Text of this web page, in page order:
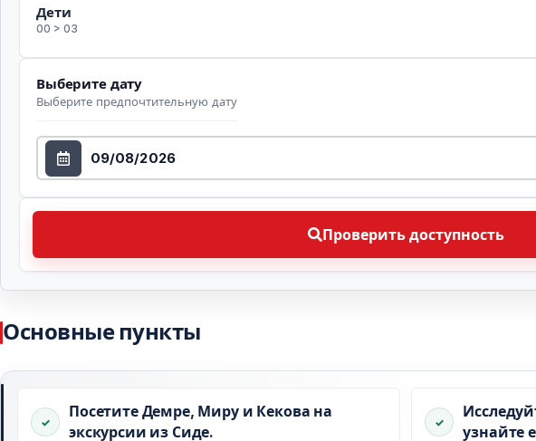
Дети
00 > 03
Выберите дату
Выберите предпочтительную дату
Выберите дату
Проверить доступность
Проверить доступность Выберите предпочтительную дату
Основные пункты
Посетите Демре, Миру и Кекова на
экскурсии из Сиде.
узнайте